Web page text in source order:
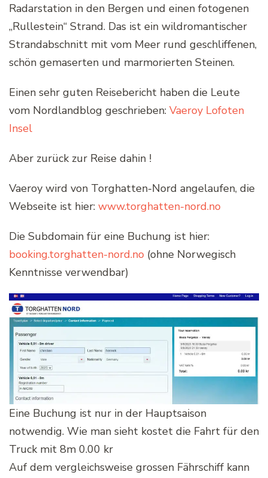
Radarstation in den Bergen und einen fotogenen
„Rullestein“ Strand. Das ist ein wildromantischer
Strandabschnitt mit vom Meer rund geschliffenen,
schön gemaserten und marmorierten Steinen.
Einen sehr guten Reisebericht haben die Leute
vom Nordlandblog geschrieben: Vaeroy Lofoten
Insel
Aber zurück zur Reise dahin !
Vaeroy wird von Torghatten-Nord angelaufen, die
Webseite ist hier: www.torghatten-nord.no
Die Subdomain für eine Buchung ist hier:
booking.torghatten-nord.no (ohne Norwegisch
Kenntnisse verwendbar)
Eine Buchung ist nur in der Hauptsaison
notwendig. Wie man sieht kostet die Fahrt für den
Truck mit 8m 0.00 kr
Auf dem vergleichsweise grossen Fährschiff kann